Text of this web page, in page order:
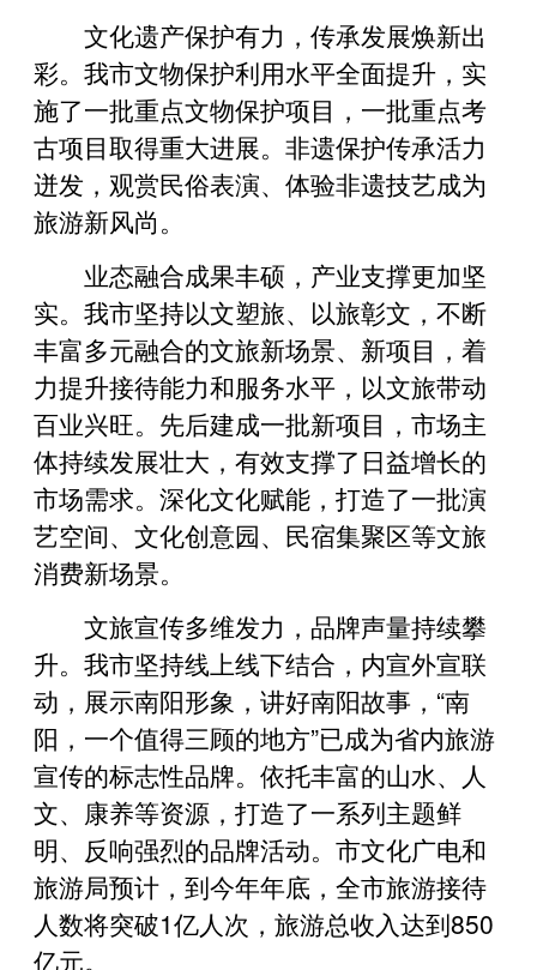
文化遗产保护有力，传承发展焕新出
彩。我市文物保护利用水平全面提升，实
施了一批重点文物保护项目，一批重点考
古项目取得重大进展。非遗保护传承活力
迸发，观赏民俗表演、体验非遗技艺成为
旅游新风尚。
业态融合成果丰硕，产业支撑更加坚
实。我市坚持以文塑旅、以旅彰文，不断
丰富多元融合的文旅新场景、新项目，着
力提升接待能力和服务水平，以文旅带动
百业兴旺。先后建成一批新项目，市场主
体持续发展壮大，有效支撑了日益增长的
市场需求。深化文化赋能，打造了一批演
艺空间、文化创意园、民宿集聚区等文旅
消费新场景。
文旅宣传多维发力，品牌声量持续攀
升。我市坚持线上线下结合，内宣外宣联
动，展示南阳形象，讲好南阳故事，“南
阳，一个值得三顾的地方”已成为省内旅游
宣传的标志性品牌。依托丰富的山水、人
文、康养等资源，打造了一系列主题鲜
明、反响强烈的品牌活动。市文化广电和
旅游局预计，到今年年底，全市旅游接待
人数将突破1亿人次，旅游总收入达到850
亿元。